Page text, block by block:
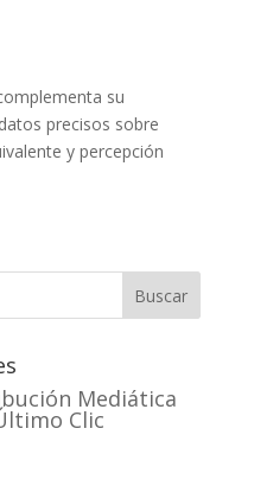
su
precisos sobre
y percepción
Buscar
Mediática
Clic